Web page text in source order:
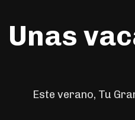
Unas
Este verano, Tu